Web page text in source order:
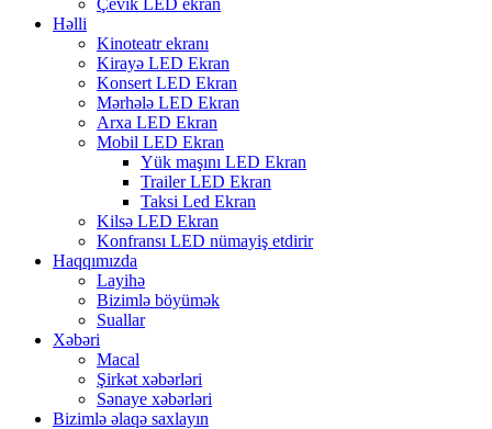
Çevik LED ekran
Həlli
Kinoteatr ekranı
Kirayə LED Ekran
Konsert LED Ekran
Mərhələ LED Ekran
Arxa LED Ekran
Mobil LED Ekran
Yük maşını LED Ekran
Trailer LED Ekran
Taksi Led Ekran
Kilsə LED Ekran
Konfransı LED nümayiş etdirir
Haqqımızda
Layihə
Bizimlə böyümək
Suallar
Xəbəri
Macal
Şirkət xəbərləri
Sənaye xəbərləri
Bizimlə əlaqə saxlayın